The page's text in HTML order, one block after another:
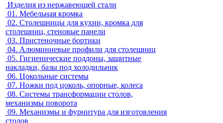
Изделия из нержавеющей стали
01. Мебельная кромка
02. Столешницы для кухни, кромка для
столешниц, стеновые панели
03. Пристеночные бортики
04. Алюминиевые профили для столешниц
05. Гигиенические поддоны, защитные
накладки, базы под холодильник
06. Цокольные системы
07. Ножки под цоколь, опорные, колеса
08. Системы трансформации столов,
механизмы поворота
09. Механизмы и фурнитура для изготовления
столов